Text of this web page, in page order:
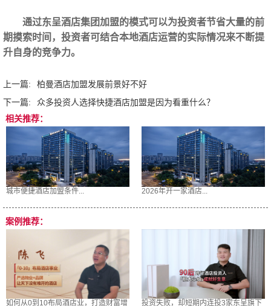
通过东呈酒店集团加盟的模式可以为投资者节省大量的前
期摸索时间，投资者可结合本地酒店运营的实际情况来不断提
升自身的竞争力。
上一篇:
柏曼酒店加盟发展前景好不好
下一篇:
众多投资人选择快捷酒店加盟是因为看重什么？
相关推荐：
城市便捷酒店加盟条件... 2026年开一家酒店...
案例推荐：
如何从0到10布局酒店业，打造财富增
投资失败，却短期内连投3家东呈旗下